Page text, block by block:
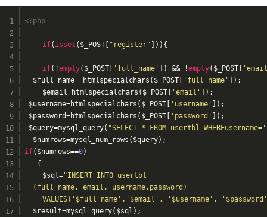
<?php
if( isset ($_POST[ "register" ])){
if(!empty($_POST[ 'full_name' ]) && !empty($_POST[
  $full_name= htmlspecialchars($_POST[
'full_name'
]);
	$email=htmlspecialchars($_POST[
'email'
]);
$username=htmlspecialchars($_POST[
'username'
]);
$password=htmlspecialchars($_POST[
'password'
]);
$query=mysql_query( "SELECT * FROM usertbl
  $numrows=mysql_num_rows($query);
if($numrows==0)
   {
	$sql=
"INSERT INTO usertbl
  (full_name, email, username,password)
VALUES('$full_name','$email', '$username',
  $result=mysql_query($sql);